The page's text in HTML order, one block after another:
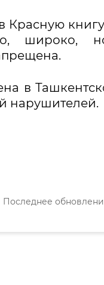
книгу
широко,
в
нарушителей.
Последнее